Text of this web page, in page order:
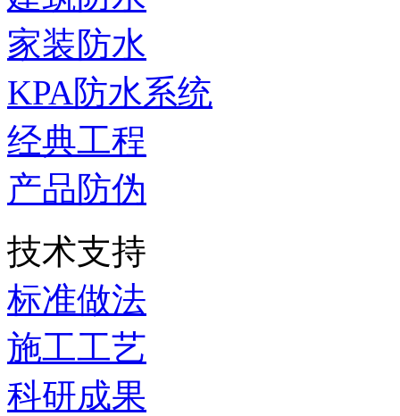
家装防水
KPA防水系统
经典工程
产品防伪
技术支持
标准做法
施工工艺
科研成果